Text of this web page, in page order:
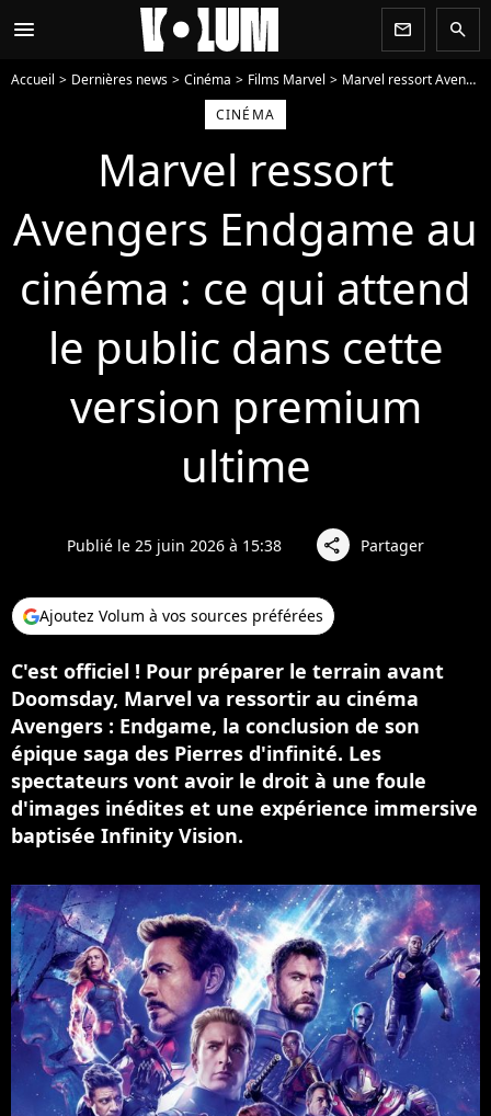
menu newsletter search
Accueil Dernières news Cinéma Films Marvel
Marvel ressort Avengers Endgame au cinéma : ce qui attend le public dans cette version premium ultime
CINÉMA
Marvel ressort
Avengers Endgame au
cinéma : ce qui attend
le public dans cette
version premium
ultime
Publié le 25 juin 2026 à 15:38 share Partager
Ajoutez Volum à vos sources préférées
C'est officiel ! Pour préparer le terrain avant
Doomsday, Marvel va ressortir au cinéma
Avengers : Endgame, la conclusion de son
épique saga des Pierres d'infinité. Les
spectateurs vont avoir le droit à une foule
d'images inédites et une expérience immersive
baptisée Infinity Vision.